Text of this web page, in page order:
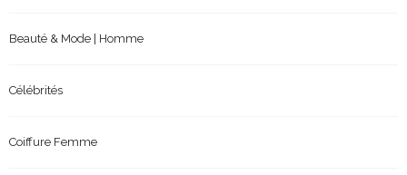
Beauté & Mode | Homme
Célébrités
Coiffure Femme